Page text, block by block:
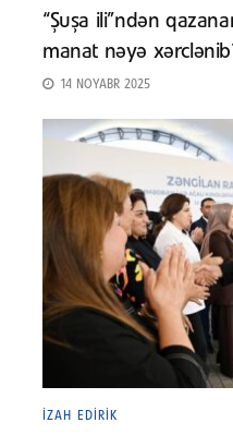
“Şuşa ili”ndən
manat nəyə
14 NOYABR 2025
İZAH EDIRIK